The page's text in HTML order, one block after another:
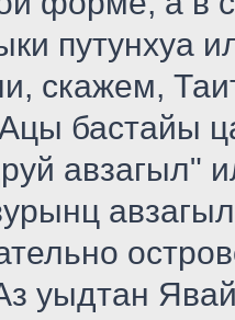
путунхуа
скажем,
бастайы
авзагыл"
уыдтан